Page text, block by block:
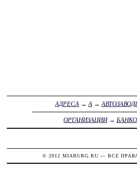
АДРЕСА →А →
ОРГАНИЗАЦИИ→
© 2012 MIABURG.RU — ВСЕ